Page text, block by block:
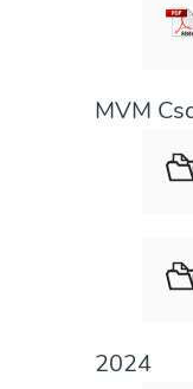
MVM
2024